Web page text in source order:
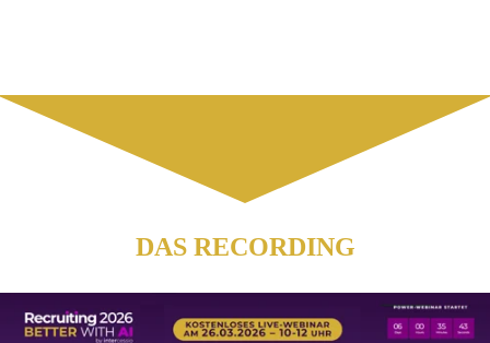
DAS RECORDING